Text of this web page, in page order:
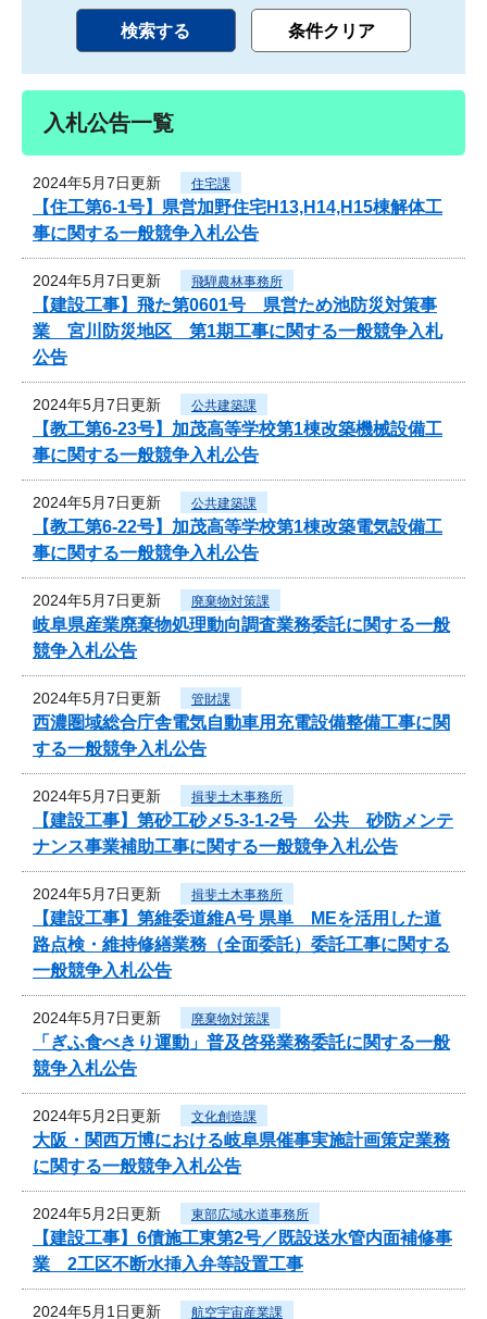
入札公告一覧
2024年5月7日更新 住宅課
【住工第6-1号】県営加野住宅H13,H14,H15棟解体工
事に関する一般競争入札公告
2024年5月7日更新 飛騨農林事務所
【建設工事】飛た第0601号 県営ため池防災対策事
業 宮川防災地区 第1期工事に関する一般競争入札
公告
2024年5月7日更新 公共建築課
【教工第6-23号】加茂高等学校第1棟改築機械設備工
事に関する一般競争入札公告
2024年5月7日更新 公共建築課
【教工第6-22号】加茂高等学校第1棟改築電気設備工
事に関する一般競争入札公告
2024年5月7日更新 廃棄物対策課
岐阜県産業廃棄物処理動向調査業務委託に関する一般
競争入札公告
2024年5月7日更新 管財課
西濃圏域総合庁舎電気自動車用充電設備整備工事に関
する一般競争入札公告
2024年5月7日更新 揖斐土木事務所
【建設工事】第砂工砂メ5-3-1-2号 公共 砂防メンテ
ナンス事業補助工事に関する一般競争入札公告
2024年5月7日更新 揖斐土木事務所
【建設工事】第維委道維A号 県単 MEを活用した道
路点検・維持修繕業務（全面委託）委託工事に関する
一般競争入札公告
2024年5月7日更新 廃棄物対策課
「ぎふ食べきり運動」普及啓発業務委託に関する一般
競争入札公告
2024年5月2日更新 文化創造課
大阪・関西万博における岐阜県催事実施計画策定業務
に関する一般競争入札公告
2024年5月2日更新 東部広域水道事務所
【建設工事】6債施工東第2号／既設送水管内面補修事
業 2工区不断水挿入弁等設置工事
2024年5月1日更新 航空宇宙産業課